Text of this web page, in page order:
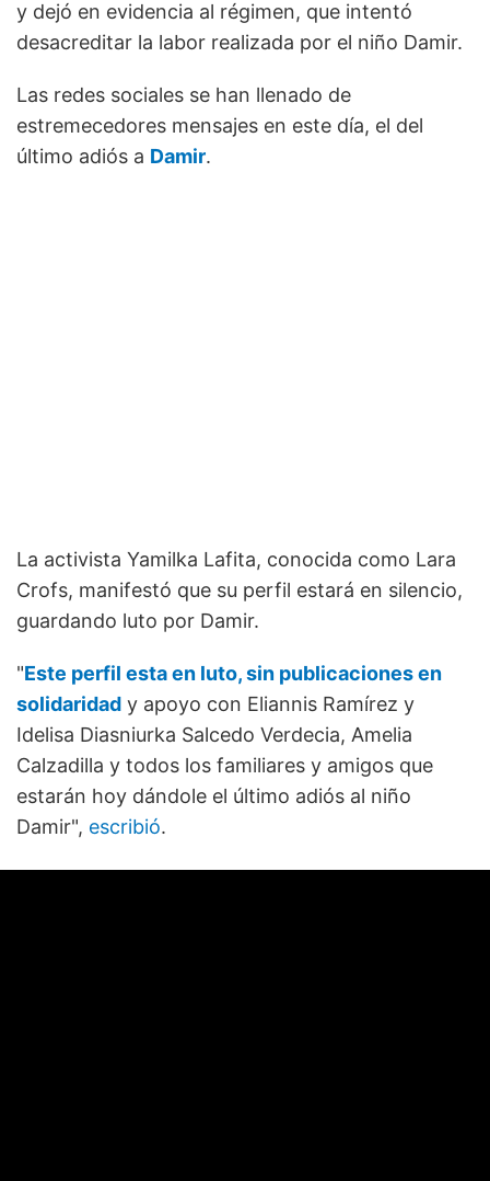
y dejó en evidencia al régimen, que intentó
desacreditar la labor realizada por el niño Damir.
Las redes sociales se han llenado de
estremecedores mensajes en este día, el del
último adiós a Damir.
La activista Yamilka Lafita, conocida como Lara
Crofs, manifestó que su perfil estará en silencio,
guardando luto por Damir.
"Este perfil esta en luto, sin publicaciones en
solidaridad y apoyo con Eliannis Ramírez y
Idelisa Diasniurka Salcedo Verdecia, Amelia
Calzadilla y todos los familiares y amigos que
estarán hoy dándole el último adiós al niño
Damir", escribió.